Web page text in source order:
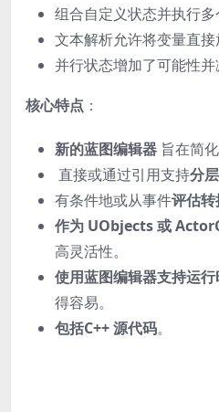
组合自定义状态并执行多
文本解析允许将变量直接
并行状态增加了可能性并
核心特点 ：
新的蓝图编辑器 旨在简
直接或通过引用支持分
有条件地或从事件评估转
作为 UObjects 或
高灵活性。
使用蓝图编辑器支持运
得容易。
包括C++ 源代码。